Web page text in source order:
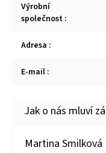
Výrobní
společnost :
Adresa :
E-mail :
Martina Smilková